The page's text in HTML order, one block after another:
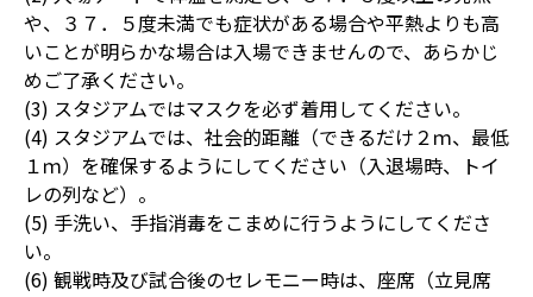
や、３７．５度未満でも症状がある場合や平熱よりも高
いことが明らかな場合は入場できませんので、あらかじ
めご了承ください。
(3) スタジアムではマスクを必ず着用してください。
(4) スタジアムでは、社会的距離（できるだけ２ｍ、最低
１ｍ）を確保するようにしてください（入退場時、トイ
レの列など）。
(5) 手洗い、手指消毒をこまめに行うようにしてくださ
い。
(6) 観戦時及び試合後のセレモニー時は、座席（立見席